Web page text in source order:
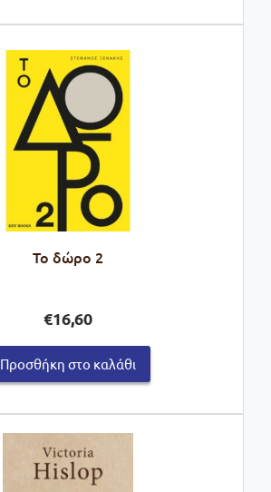
Το δώρο 2
€16,60
Προσθήκη στο καλάθι